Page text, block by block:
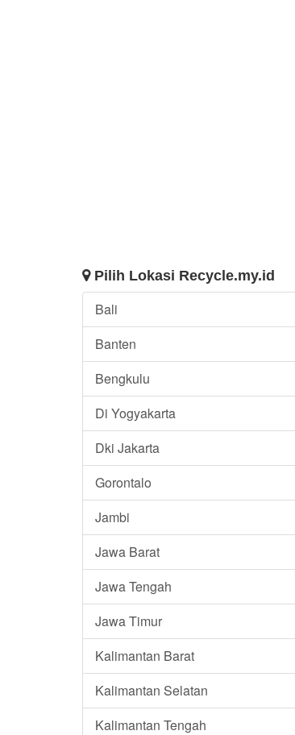
Pilih Lokasi Recycle.my.id
Bali
Banten
Bengkulu
Di Yogyakarta
Dki Jakarta
Gorontalo
Jambi
Jawa Barat
Jawa Tengah
Jawa Timur
Kalimantan Barat
Kalimantan Selatan
Kalimantan Tengah